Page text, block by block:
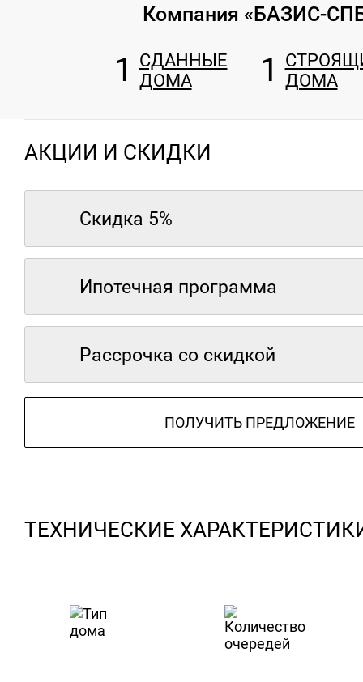
Компания «БАЗИС-
1
СДАННЫЕ
ДОМА
1
ДОМА
АКЦИИ И СКИДКИ
Скидка 5%
Ипотечная программа
Рассрочка со скидкой
ПОЛУЧИТЬ ПРЕДЛОЖЕНИЕ
ТЕХНИЧЕСКИЕ